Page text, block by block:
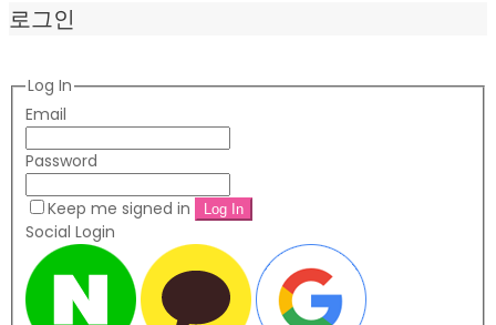
로그인
Log In
Email
Password
Keep me signed in
Social Login